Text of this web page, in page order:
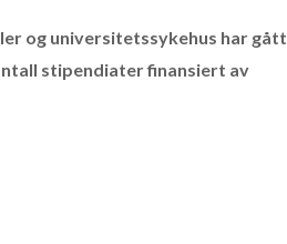
og universitetssykehus har gått
stipendiater finansiert av